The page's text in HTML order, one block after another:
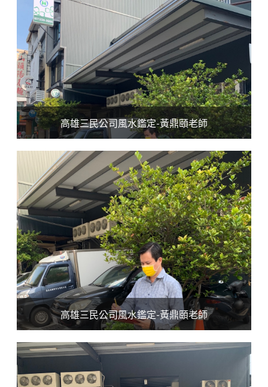
高雄三民公司風水鑑定-黃鼎頤老師
高雄三民公司風水鑑定-黃鼎頤老師